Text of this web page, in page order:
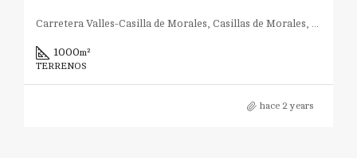
Carretera Valles-Casilla de Morales, Casillas de Morales, Antigua, Las Palmas, Canarias, España
1000m²
TERRENOS
hace 2 years